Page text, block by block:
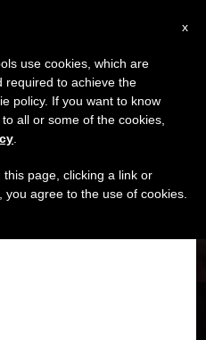
‘Vannes’
del 6º centenario de la
×
haremos la pausa
el periodo de verano
y también el
x
use cookies, which are
required to achieve the
policy. If you want to know
all or some of the cookies,
page, clicking a link or
agree to the use of cookies.